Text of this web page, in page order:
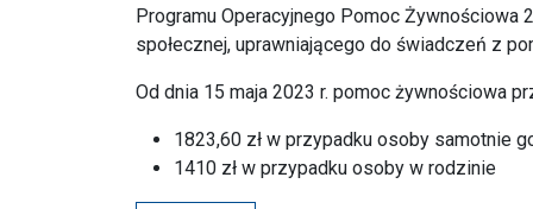
Programu Operacyjnego Pomoc
społecznej, uprawniającego do świadczeń z
Od dnia 15 maja 2023 r. pomoc żywnościowa
1823,60 zł w przypadku osoby samotnie
1410 zł w przypadku osoby w rodzinie